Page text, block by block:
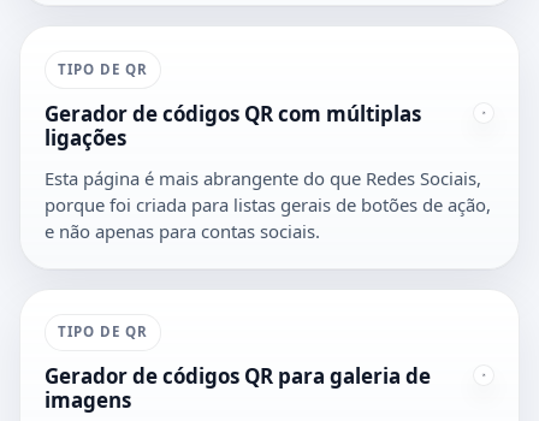
TIPO DE QR
Gerador de códigos QR com múltiplas
ligações
Esta página é mais abrangente do que Redes Sociais,
porque foi criada para listas gerais de botões de ação,
e não apenas para contas sociais.
TIPO DE QR
Gerador de códigos QR para galeria de
imagens